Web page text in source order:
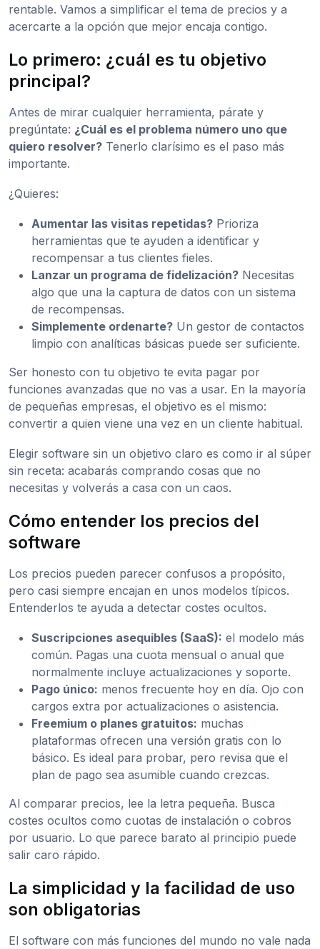
rentable. Vamos a simplificar el tema de precios y a
acercarte a la opción que mejor encaja contigo.
Lo primero: ¿cuál es tu objetivo
principal?
Antes de mirar cualquier herramienta, párate y
pregúntate: ¿Cuál es el problema número uno que
quiero resolver? Tenerlo clarísimo es el paso más
importante.
¿Quieres:
Aumentar las visitas repetidas? Prioriza
herramientas que te ayuden a identificar y
recompensar a tus clientes fieles.
Lanzar un programa de fidelización? Necesitas
algo que una la captura de datos con un sistema
de recompensas.
Simplemente ordenarte? Un gestor de contactos
limpio con analíticas básicas puede ser suficiente.
Ser honesto con tu objetivo te evita pagar por
funciones avanzadas que no vas a usar. En la mayoría
de pequeñas empresas, el objetivo es el mismo:
convertir a quien viene una vez en un cliente habitual.
Elegir software sin un objetivo claro es como ir al súper
sin receta: acabarás comprando cosas que no
necesitas y volverás a casa con un caos.
Cómo entender los precios del
software
Los precios pueden parecer confusos a propósito,
pero casi siempre encajan en unos modelos típicos.
Entenderlos te ayuda a detectar costes ocultos.
Suscripciones asequibles (SaaS): el modelo más
común. Pagas una cuota mensual o anual que
normalmente incluye actualizaciones y soporte.
Pago único: menos frecuente hoy en día. Ojo con
cargos extra por actualizaciones o asistencia.
Freemium o planes gratuitos: muchas
plataformas ofrecen una versión gratis con lo
básico. Es ideal para probar, pero revisa que el
plan de pago sea asumible cuando crezcas.
Al comparar precios, lee la letra pequeña. Busca
costes ocultos como cuotas de instalación o cobros
por usuario. Lo que parece barato al principio puede
salir caro rápido.
La simplicidad y la facilidad de uso
son obligatorias
El software con más funciones del mundo no vale nada